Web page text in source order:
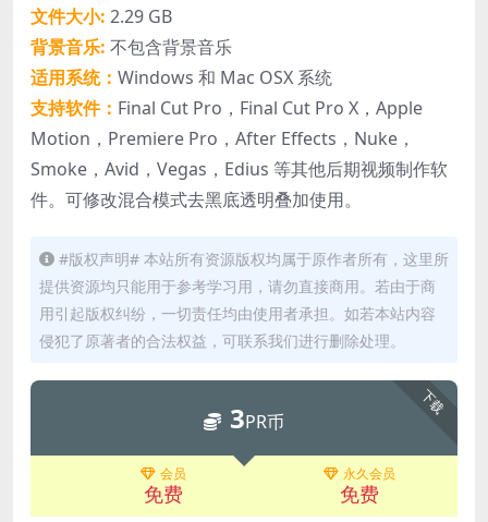
文件大小: 2.29 GB
背景音乐: 不包含背景音乐
适用系统： Windows 和 Mac OSX 系统
支持软件： Final Cut Pro，Final Cut Pro X，Apple
Motion，Premiere Pro，After Effects，Nuke，
Smoke，Avid，Vegas，Edius 等其他后期视频制作软
件。可修改混合模式去黑底透明叠加使用。
#版权声明# 本站所有资源版权均属于原作者所有，这里所
提供资源均只能用于参考学习用，请勿直接商用。若由于商
用引起版权纠纷，一切责任均由使用者承担。如若本站内容
侵犯了原著者的合法权益，可联系我们进行删除处理。
下载
3PR币
会员
免费
永久会员
免费